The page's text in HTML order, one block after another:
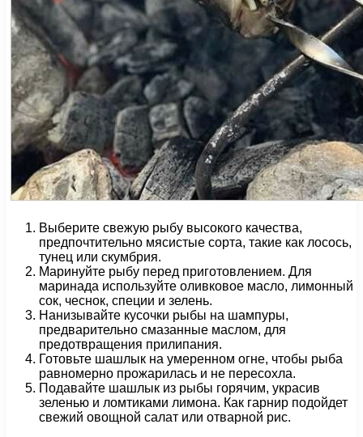
Выберите свежую рыбу высокого качества,
предпочтительно мясистые сорта, такие как лосось,
тунец или скумбрия.
Маринуйте рыбу перед приготовлением. Для
маринада используйте оливковое масло, лимонный
сок, чеснок, специи и зелень.
Нанизывайте кусочки рыбы на шампуры,
предварительно смазанные маслом, для
предотвращения прилипания.
Готовьте шашлык на умеренном огне, чтобы рыба
равномерно прожарилась и не пересохла.
Подавайте шашлык из рыбы горячим, украсив
зеленью и ломтиками лимона. Как гарнир подойдет
свежий овощной салат или отварной рис.